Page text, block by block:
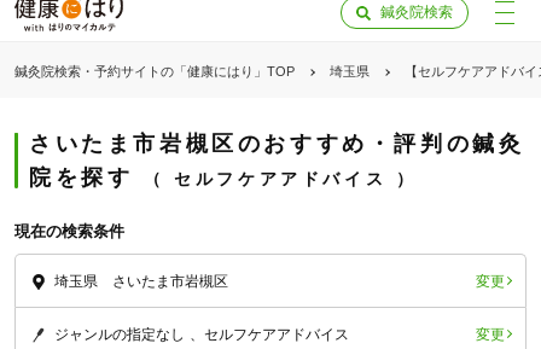
鍼灸院検索
鍼灸院検索・予約サイトの「健康にはり」TOP 埼玉県 【セルフケアアドバ
さいたま市岩槻区のおすすめ・評判の鍼灸
院を探す
セルフケアアドバイス
現在の検索条件
埼玉県 さいたま市岩槻区 変更
ジャンルの指定なし セルフケアアドバイス 変更
「健康にはりを見た」